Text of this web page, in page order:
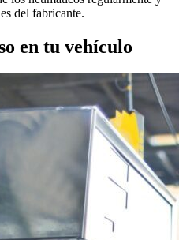
del fabricante.
en tu vehículo